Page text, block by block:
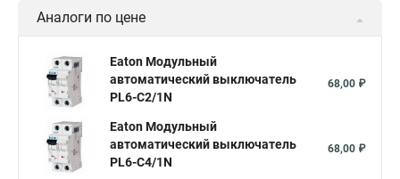
Аналоги по цене
Eaton Модульный
автоматический выключатель
PL6-C2/1N
68,00 ₽
Eaton Модульный
автоматический выключатель
PL6-C4/1N
68,00 ₽